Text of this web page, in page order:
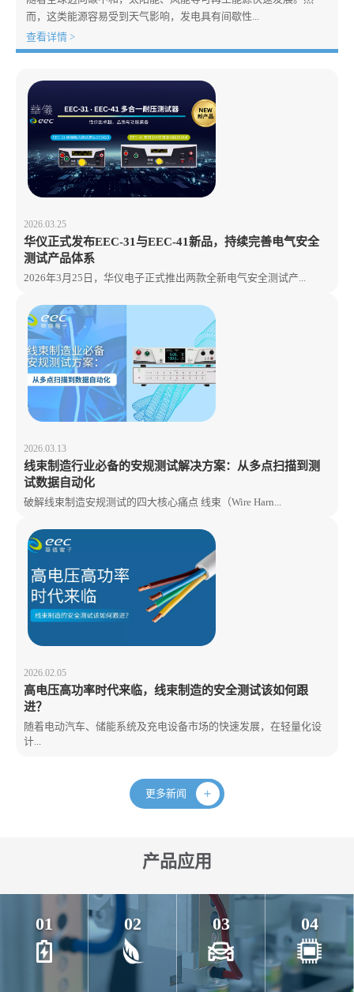
而，这类能源容易受到天气影响，发电具有间歇性...
查看详情 >
2026.03.25
华仪正式发布EEC-31与EEC-41新品，持续完善电气安全
测试产品体系
2026年3月25日，华仪电子正式推出两款全新电气安全测试产...
2026.03.13
线束制造行业必备的安规测试解决方案：从多点扫描到测
试数据自动化
破解线束制造安规测试的四大核心痛点 线束（Wire Harn...
2026.02.05
高电压高功率时代来临，线束制造的安全测试该如何跟
进？
随着电动汽车、储能系统及充电设备市场的快速发展，在轻量化设
计...
更多新闻
产品应用
01 02 03 04